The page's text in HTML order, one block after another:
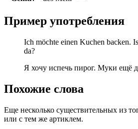
Пример употребления
Ich möchte einen Kuchen backen.
da?
Я хочу испечь пирог. Муки ещё
Похожие слова
Еще несколько существительных из
или с тем же артиклем.